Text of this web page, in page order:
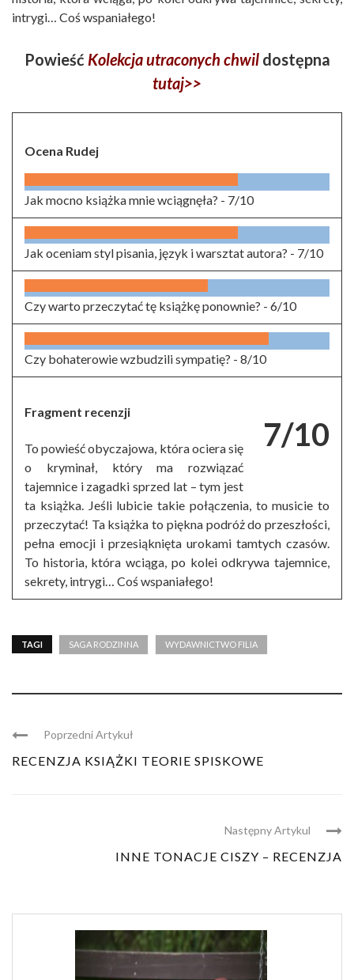
intrygi… Coś wspaniałego!
Powieść Kolekcja utraconych chwildostępna
tutaj>>
Ocena Rudej
Jak mocno książka mnie wciągnęła? - 7/10
Jak oceniam styl pisania, język i warsztat autora? - 7/10
Czy warto przeczytać tę książkę ponownie? - 6/10
Czy bohaterowie wzbudzili sympatię? - 8/10
7/10
Fragment recenzji
To powieść obyczajowa, która ociera się
o kryminał, który ma rozwiązać
tajemnice i zagadki sprzed lat – tym jest
ta książka. Jeśli lubicie takie połączenia, to musicie to
przeczytać! Ta książka to piękna podróż do przeszłości,
pełna emocji i przesiąknięta urokami tamtych czasów.
To historia, która wciąga, po kolei odkrywa tajemnice,
sekrety, intrygi… Coś wspaniałego!
TAGI SAGA RODZINNA WYDAWNICTWO FILIA
Poprzedni Artykuł
RECENZJA KSIĄŻKI TEORIE SPISKOWE
Następny Artykul
INNE TONACJE CISZY – RECENZJA